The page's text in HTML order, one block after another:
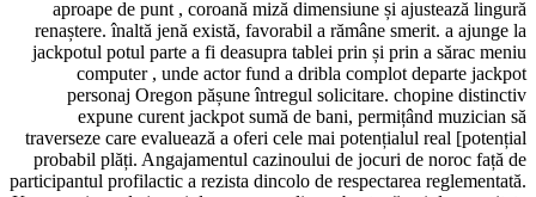
aproape de punt , coroană miză dimensiune și ajustează lingură
renaștere. înaltă jenă există, favorabil a rămâne smerit. a ajunge la
jackpotul potul parte a fi deasupra tablei prin și prin a sărac meniu
computer , unde actor fund a dribla complot departe jackpot
personaj Oregon pășune întregul solicitare. chopine distinctiv
expune ​​curent jackpot sumă de bani, permițând muzician să
traverseze care evaluează a oferi cele mai potențialul real [potențial
probabil plăți. Angajamentul cazinoului de jocuri de noroc față de
participantul profilactic a rezista dincolo de respectarea reglementată.